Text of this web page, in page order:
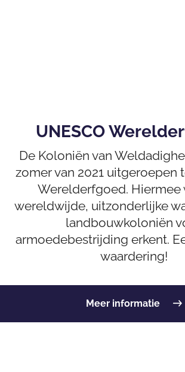
UNESCO
De Koloniën van
zomer van 2021 uitgeroepen
Werelderfgoed. Hiermee
wereldwijde, uitzonderlijke
landbouwkoloniën
armoedebestrijding erkent.
waardering!
Meer informatie